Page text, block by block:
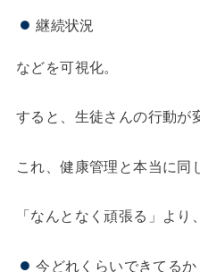
継続状況
などを可視化。
すると、生徒さんの行動が
これ、健康管理と本当に同
「なんとなく頑張る」より、
今どれくらいできてるか